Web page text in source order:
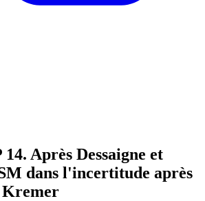
Après Dessaigne et
dans l'incertitude après
Kremer